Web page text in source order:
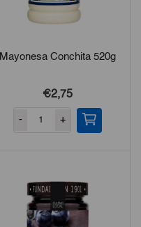
Mayonesa Conchita 520g
€2,75
- +